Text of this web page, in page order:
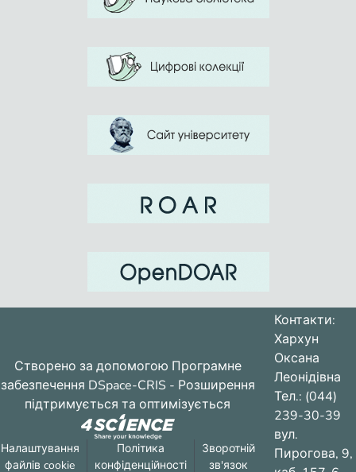
Створено за допомогою Програмне
забезпечення DSpace-CRIS - Розширення
підтримується та оптимізується
Налаштування
файлів cookie
Політика
конфіденційності
Зворотній
зв'язок
Контакти:
Хархун
Оксана
Леонідівна
Тел.: (044)
239-30-39
вул.
Пирогова, 9,